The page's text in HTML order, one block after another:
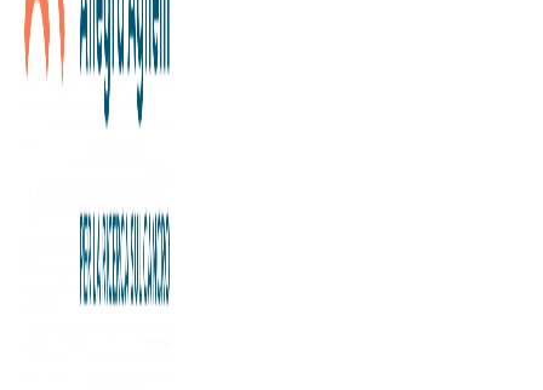
Anche le campionesse azzurre di sci al fianco della ricerca
impegnate in questi giorni nelle gare di Coppa del Mondo a
Sestriere, hanno autografato un Toh, l’artistica statuetta
che si ispira ai toret, le storiche fontanelle torinesi, e che è
diventata un “testimonial” della Fondazione Allegra Agnelli